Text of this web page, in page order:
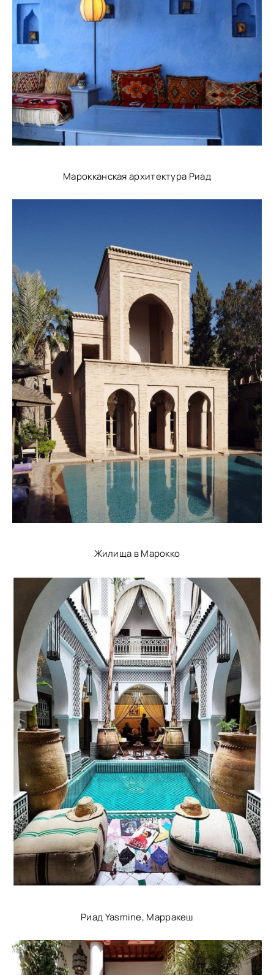
Марокканская архитектура Риад
Жилища в Марокко
Риад Yasmine, Марракеш